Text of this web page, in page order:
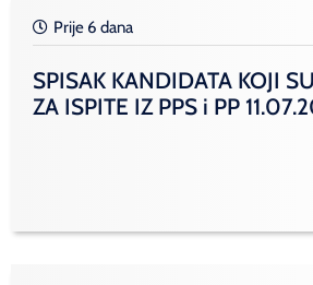
Prije 6 dana
SPISAK KANDIDATA KOJI
ZA ISPITE IZ PPS i PP